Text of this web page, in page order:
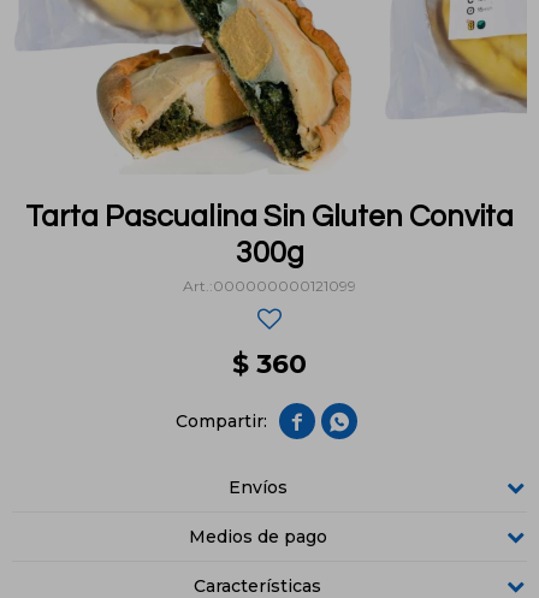
Tarta Pascualina Sin Gluten Convita
300g
000000000121099
$ 360
 
Envíos
Medios de pago
Características